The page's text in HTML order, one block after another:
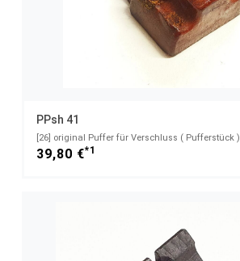
PPsh 41
[26] original Puffer für Verschluss ( Pufferstück )
39,80 €*1